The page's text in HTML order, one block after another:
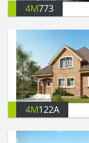
4M773
4M122A